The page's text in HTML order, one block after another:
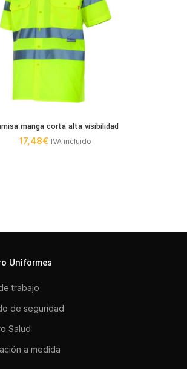
manga corta alta visibilidad
17,48€ IVA incluido
Uniformes
trabajo
de seguridad
Salud
a medida